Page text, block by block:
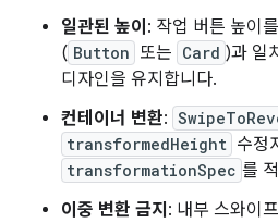
일관된 높이 : 작업 버튼 높이
( Button 또는 Card )과 일
디자인을 유지합니다.
컨테이너 변환:
transformedHeight 수정
transformationSpec 를
이중 변환 금지 : 내부 스와이